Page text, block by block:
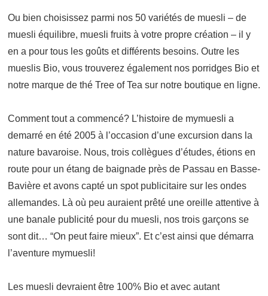
Ou bien choisissez parmi nos 50 variétés de muesli – de
muesli équilibre, muesli fruits à votre propre création – il y
en a pour tous les goûts et différents besoins. Outre les
mueslis Bio, vous trouverez également nos porridges Bio et
notre marque de thé Tree of Tea sur notre boutique en ligne.
Comment tout a commencé? L’histoire de mymuesli a
demarré en été 2005 à l’occasion d’une excursion dans la
nature bavaroise. Nous, trois collègues d’études, étions en
route pour un étang de baignade près de Passau en Basse-
Bavière et avons capté un spot publicitaire sur les ondes
allemandes. Là où peu auraient prêté une oreille attentive à
une banale publicité pour du muesli, nos trois garçons se
sont dit… “On peut faire mieux”. Et c’est ainsi que démarra
l’aventure mymuesli!
Les muesli devraient être 100% Bio et avec autant